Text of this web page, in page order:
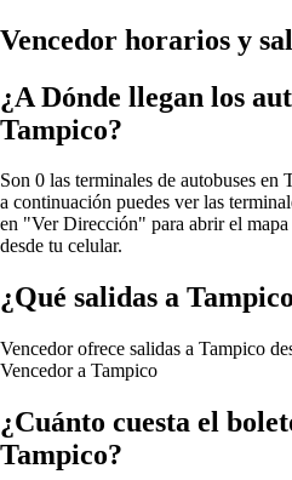
Vencedor horarios y
¿A Dónde llegan los
Tampico?
Son 0 las terminales de autobuses en
a continuación puedes ver las
en "Ver Dirección" para abrir el
desde tu celular.
¿Qué salidas a
Vencedor ofrece salidas a Tampico
Vencedor a Tampico
¿Cuánto cuesta el
Tampico?